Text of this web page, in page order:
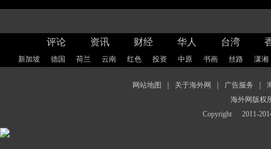
评论 资讯 财经 华人 台湾
新加坡 德国 荷兰 云南 红色 投资 中原 书画 丝路 潇湘
网站地图 关于海外网 广告服务
海外网版权
Copyright
2011-